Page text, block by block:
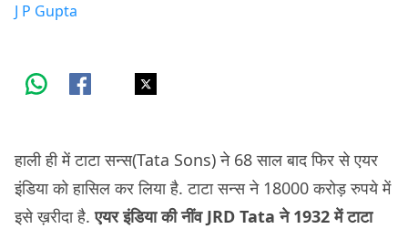
J P Gupta
हाली ही में टाटा सन्स(Tata Sons) ने 68 साल बाद फिर से एयर
इंडिया को हासिल कर लिया है. टाटा सन्स ने 18000 करोड़ रुपये में
इसे ख़रीदा है.एयर इंडिया की नींव JRD Tata ने 1932 में टाटा